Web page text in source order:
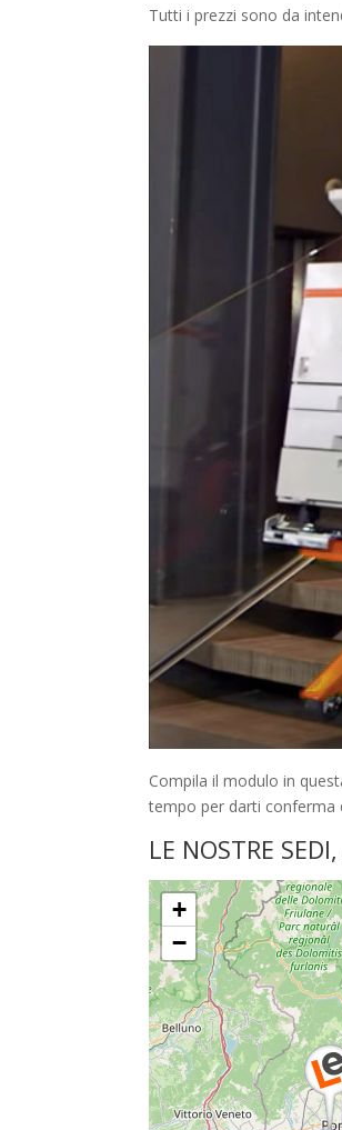
Tutti i prezzi sono da
Compila il modulo in
tempo per darti conferma
LE NOSTRE
+
−